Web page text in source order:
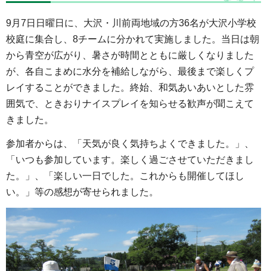
9月7日日曜日に、大沢・川前両地域の方36名が大沢小学校
校庭に集合し、8チームに分かれて実施しました。当日は朝
から青空が広がり、暑さが時間とともに厳しくなりました
が、各自こまめに水分を補給しながら、最後まで楽しくプ
レイすることができました。終始、和気あいあいとした雰
囲気で、ときおりナイスプレイを知らせる歓声が聞こえて
きました。
参加者からは、「天気が良く気持ちよくできました。」、
「いつも参加しています。楽しく過ごさせていただきまし
た。」、「楽しい一日でした。これからも開催してほし
い。」等の感想が寄せられました。